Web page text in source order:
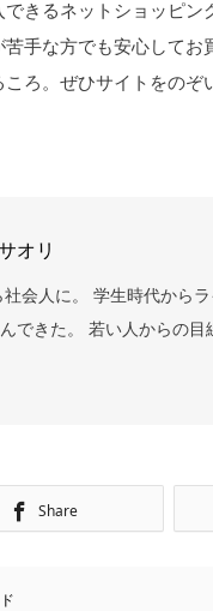
きるネットショッピン
手な方でも安心してお
ろ。ぜひサイトをのぞ
オリ
会人に。 学生時代から
できた。 若い人からの
Share